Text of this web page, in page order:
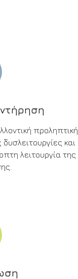
προληπτική
και
λειτουργία της